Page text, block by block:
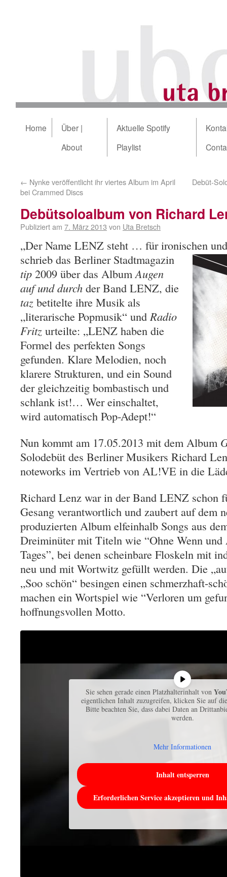
Home
Über |
About
Aktuelle Spotify
Playlist
← Nynke veröffentlicht ihr viertes Album im April
bei Crammed Discs
Debüt-
Debütsoloalbum von Richard
Publiziert am 7. März 2013 von Uta Bretsch
„Der Name LENZ steht … für ironischen
schrieb das Berliner Stadtmagazin
tip 2009 über das AlbumAugen
auf und durch der Band LENZ, die
taz betitelte ihre Musik als
„literarische Popmusik“ und Radio
Fritz urteilte: „LENZ haben die
Formel des perfekten Songs
gefunden. Klare Melodien, noch
klarere Strukturen, und ein Sound
der gleichzeitig bombastisch und
schlank ist!… Wer einschaltet,
wird automatisch Pop-Adept!“
Nun kommt am 17.05.2013 mit dem Album
Solodebüt des Berliner Musikers Richard
noteworks im Vertrieb von AL!VE in die
Richard Lenz war in der Band LENZ schon
Gesang verantwortlich und zaubert auf dem
produzierten Album elfeinhalb Songs aus
Dreiminüter mit Titeln wie “Ohne Wenn und
Tages”, bei denen scheinbare Floskeln mit
neu und mit Wortwitz gefüllt werden. Die
„Soo schön“ besingen einen schmerzhaft-
machen ein Wortspiel wie “Verloren um
hoffnungsvollen Motto.
Sie sehen gerade einen Platzhalterinhalt von
eigentlichen Inhalt zuzugreifen, klicken Sie auf
Bitte beachten Sie, dass dabei Daten an
werden.
Mehr Informationen
Inhalt entsperren
Erforderlichen Service akzeptieren und